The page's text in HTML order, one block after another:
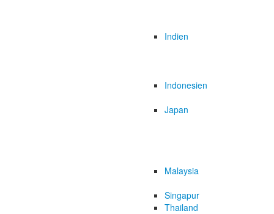
Indien
Indonesien
Japan
Malaysia
Singapur
Thailand